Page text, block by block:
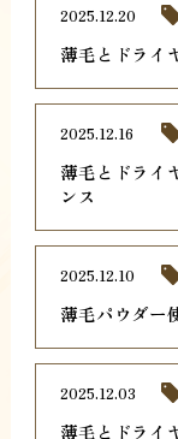
薄毛とドライ
2025.12.20
薄毛とドライ
ンス
2025.12.16
薄毛パウダー
2025.12.10
薄毛とドライ
2025.12.03